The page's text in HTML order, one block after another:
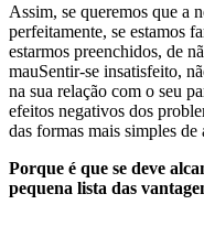
Assim, se queremos que a
perfeitamente, se estamos
estarmos preenchidos, de
mauSentir-se insatisfeito,
na sua relação com o seu
efeitos negativos dos
das formas mais simples de
Porque é que se deve
pequena lista das